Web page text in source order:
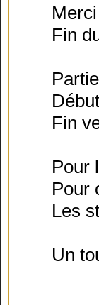
Fin
Fin
Pour
Pour
Les
Un